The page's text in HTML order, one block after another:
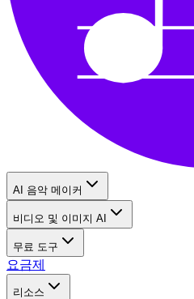
AI 음악 메이커
비디오 및 이미지 AI
무료 도구
요금제
리소스